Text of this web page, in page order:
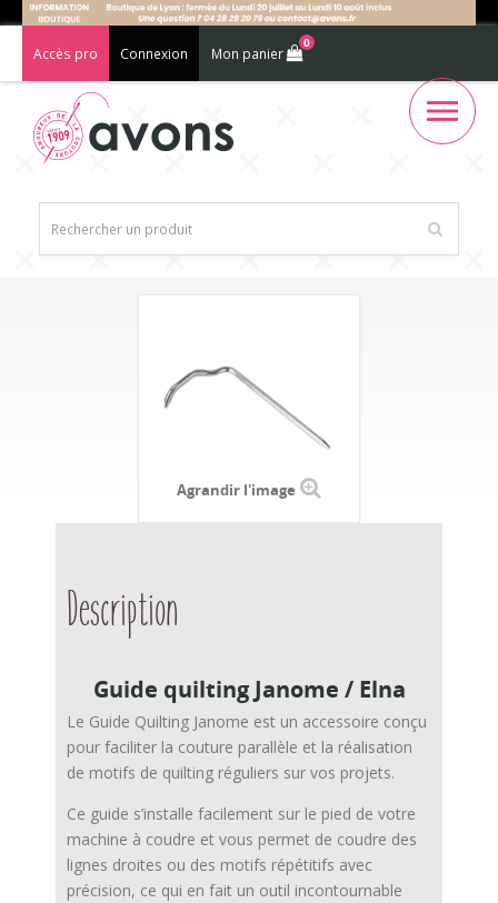
Accès pro Connexion Mon panier
0
Agrandir l'image
Description
Guide quilting Janome / Elna
Le Guide Quilting Janome est un accessoire conçu
pour faciliter la couture parallèle et la réalisation
de motifs de quilting réguliers sur vos projets.
Ce guide s’installe facilement sur le pied de votre
machine à coudre et vous permet de coudre des
lignes droites ou des motifs répétitifs avec
précision, ce qui en fait un outil incontournable